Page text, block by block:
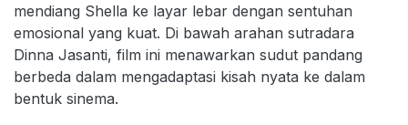
mendiang Shella ke layar lebar dengan sentuhan
emosional yang kuat. Di bawah arahan sutradara
Dinna Jasanti, film ini menawarkan sudut pandang
berbeda dalam mengadaptasi kisah nyata ke dalam
bentuk sinema.